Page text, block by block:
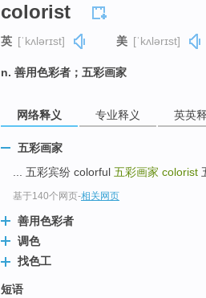
colorist
英 [ˈkʌlərɪst] 美 [ˈkʌlərɪst]
n. 善用色彩者；五彩画家
网络释义 专业释义 英英
五彩画家
... 五彩宾纷 colorful 五彩画家 colorist
基于140个网页-相关网页
善用色彩者
调色
找色工
短语